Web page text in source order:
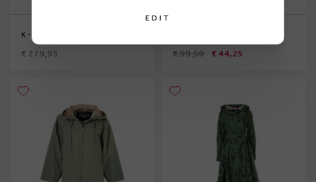
K-WAY
€ 279,95 € 99,90 € 44,25
EDIT